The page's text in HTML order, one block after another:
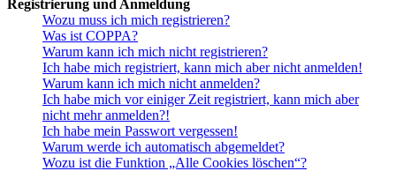
Registrierung und Anmeldung
Wozu muss ich mich registrieren?
Was ist COPPA?
Warum kann ich mich nicht registrieren?
Ich habe mich registriert, kann mich aber nicht anmelden!
Warum kann ich mich nicht anmelden?
Ich habe mich vor einiger Zeit registriert, kann mich aber
nicht mehr anmelden?!
Ich habe mein Passwort vergessen!
Warum werde ich automatisch abgemeldet?
Wozu ist die Funktion „Alle Cookies löschen“?